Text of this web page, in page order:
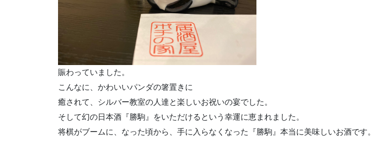
賑わっていました。
こんなに、かわいいパンダの箸置きに
癒されて、シルバー教室の人達と楽しいお祝いの宴でした。
そして幻の日本酒『勝駒』をいただけるという幸運に恵まれました。
将棋がブームに、なった頃から、手に入らなくなった『勝駒』本当に美味しいお酒です。